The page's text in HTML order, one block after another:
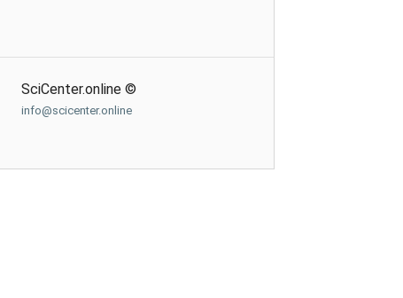
SciCenter.online ©
info@scicenter.online